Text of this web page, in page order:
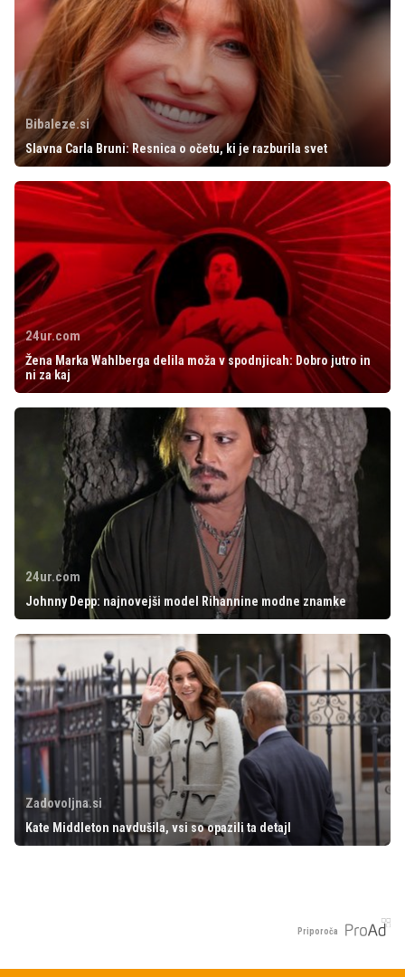
Bibaleze.si
Slavna Carla Bruni: Resnica o očetu, ki je razburila svet
24ur.com
Žena Marka Wahlberga delila moža v spodnjicah: Dobro jutro in
ni za kaj
24ur.com
Johnny Depp: najnovejši model Rihannine modne znamke
Zadovoljna.si
Kate Middleton navdušila, vsi so opazili ta detajl
Priporoča